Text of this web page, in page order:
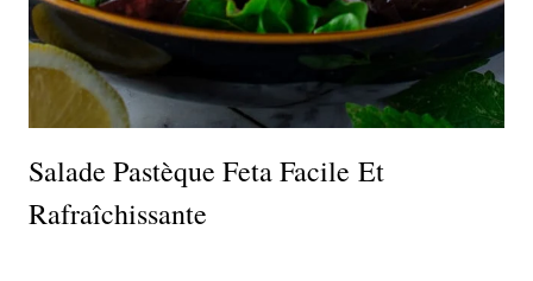
Salade Pastèque Feta Facile Et
Rafraîchissante